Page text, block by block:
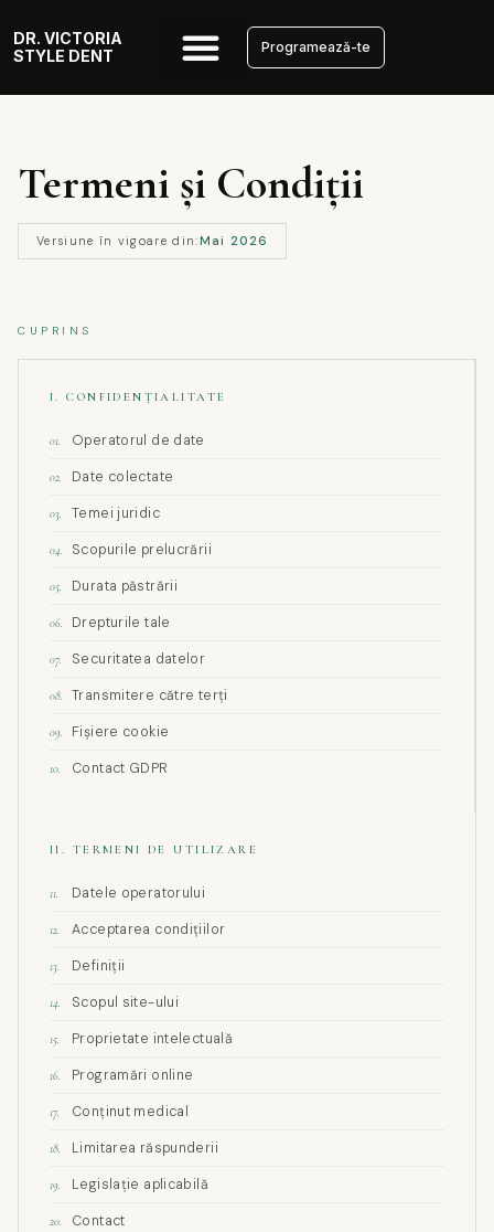
DR. VICTORIA
STYLE DENT
Programează-te
Termeni și Condiții
Versiune în vigoare din:Mai 2026
CUPRINS
I. CONFIDENȚIALITATE
01. Operatorul de date
02. Date colectate
03. Temei juridic
04. Scopurile prelucrării
05. Durata păstrării
06. Drepturile tale
07. Securitatea datelor
08. Transmitere către terți
09. Fișiere cookie
10. Contact GDPR
II. TERMENI DE UTILIZARE
11. Datele operatorului
12. Acceptarea condițiilor
13. Definiții
14. Scopul site-ului
15. Proprietate intelectuală
16. Programări online
17. Conținut medical
18. Limitarea răspunderii
19. Legislație aplicabilă
20. Contact